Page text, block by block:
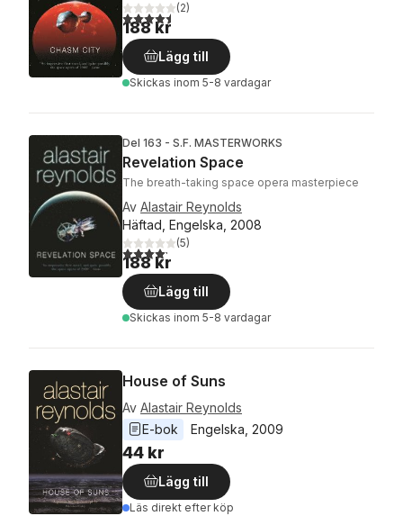
4,5utav 5 stjärnor. Totalt antal röster:
(2)
188 kr
Lägg till
Skickas inom 5-8 vardagar
Del 163 - S.F. MASTERWORKS
Revelation Space
The breath-taking space opera masterpiece
Av Alastair Reynolds
Häftad, Engelska, 2008
4,2utav 5 stjärnor. Totalt antal röster:
(5)
188 kr
Lägg till
Skickas inom 5-8 vardagar
House of Suns
Av Alastair Reynolds
E-bok
Engelska 2009
44 kr
Lägg till
Läs direkt efter köp